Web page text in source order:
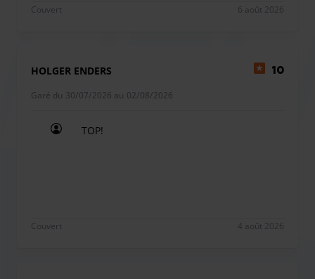
Le parking propose un programme de lavage : « De
Couvert 6 août 2026
HOLGER ENDERS 10
Garé du 30/07/2026 au 02/08/2026
TOP!
Couvert 4 août 2026